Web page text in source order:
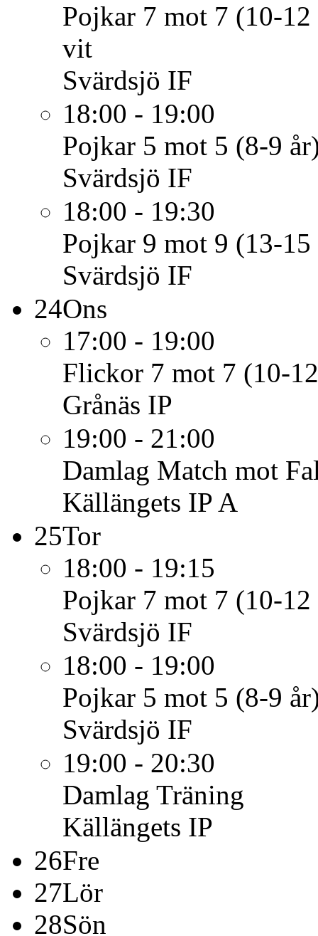
Pojkar 7 mot 7 (10-12
vit
Svärdsjö IF
18:00 - 19:00
Pojkar 5 mot 5 (8-9
Svärdsjö IF
18:00 - 19:30
Pojkar 9 mot 9 (13-15
Svärdsjö IF
24Ons
17:00 - 19:00
Flickor 7 mot 7 (10-
Grånäs IP
19:00 - 21:00
Damlag Match mot
Källängets IP A
25Tor
18:00 - 19:15
Pojkar 7 mot 7 (10-12
Svärdsjö IF
18:00 - 19:00
Pojkar 5 mot 5 (8-9
Svärdsjö IF
19:00 - 20:30
Damlag Träning
Källängets IP
26Fre
27Lör
28Sön